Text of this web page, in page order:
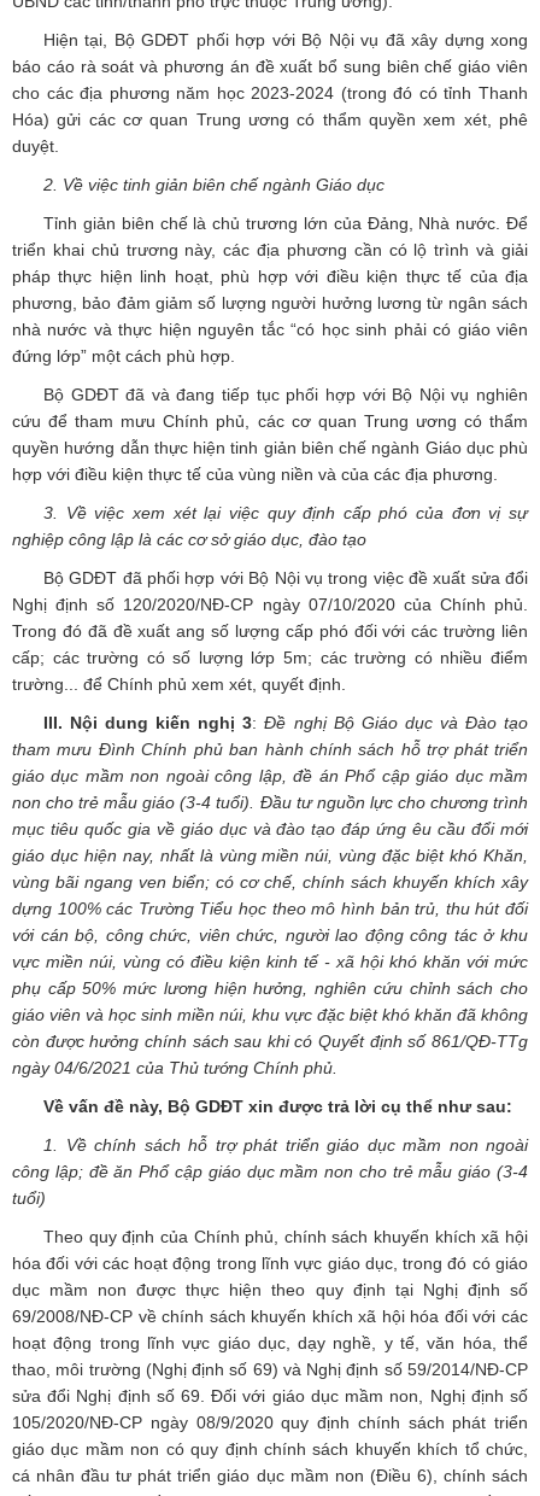
Hiện tại, Bộ GDĐT phối hợp với Bộ Nội vụ đã xây dựng xong
báo cáo rà soát và phương án đề xuất bổ sung biên chế giáo viên
cho các địa phương năm học 2023-2024 (trong đó có tỉnh Thanh
Hóa) gửi các cơ quan Trung ương có thẩm quyền xem xét, phê
duyệt.
2. Về việc tinh giản biên chế ngành Giáo dục
Tỉnh giản biên chế là chủ trương lớn của Đảng, Nhà nước. Để
triển khai chủ trương này, các địa phương cần có lộ trình và giải
pháp thực hiện linh hoạt, phù hợp với điều kiện thực tế của địa
phương, bảo đảm giảm số lượng người hưởng lương từ ngân sách
nhà nước và thực hiện nguyên tắc “có học sinh phải có giáo viên
đứng lớp” một cách phù hợp.
Bộ GDĐT đã và đang tiếp tục phối hợp với Bộ Nội vụ nghiên
cứu để tham mưu Chính phủ, các cơ quan Trung ương có thẩm
quyền hướng dẫn thực hiện tinh giản biên chế ngành Giáo dục phù
hợp với điều kiện thực tế của vùng niền và của các địa phương.
3. Về việc xem xét lại việc quy định cấp phó của đơn vị sự
nghiệp công lập là các cơ sở giáo dục, đào tạo
Bộ GDĐT đã phối hợp với Bộ Nội vụ trong việc đề xuất sửa đổi
Nghị định số 120/2020/NĐ-CP ngày 07/10/2020 của Chính phủ.
Trong đó đã đề xuất ang số lượng cấp phó đối với các trường liên
cấp; các trường có số lượng lớp 5m; các trường có nhiều điểm
trường... để Chính phủ xem xét, quyết định.
III. Nội dung kiến nghị 3:Đề nghị Bộ Giáo dục và Đào tạo
tham mưu Đình Chính phủ ban hành chính sách hỗ trợ phát triển
giáo dục mầm non ngoài công lập, đề án Phổ cập giáo dục mầm
non cho trẻ mẫu giáo (3-4 tuổi). Đầu tư nguồn lực cho chương trình
mục tiêu quốc gia về giáo dục và đào tạo đáp ứng êu cầu đổi mới
giáo dục hiện nay, nhất là vùng miền núi, vùng đặc biệt khó Khăn,
vùng bãi ngang ven biển; có cơ chế, chính sách khuyến khích xây
dựng 100% các Trường Tiểu học theo mô hình bản trủ, thu hút đối
với cán bộ, công chức, viên chức, người lao động công tác ở khu
vực miền núi, vùng có điều kiện kinh tế - xã hội khó khăn với mức
phụ cấp 50% mức lương hiện hưởng, nghiên cứu chỉnh sách cho
giáo viên và học sinh miền núi, khu vực đặc biệt khó khăn đã không
còn được hưởng chính sách sau khi có Quyết định số 861/QĐ-TTg
ngày 04/6/2021 của Thủ tướng Chính phủ.
Về vấn đề này, Bộ GDĐT xin được trả lời cụ thể như sau:
1. Về chính sách hỗ trợ phát triển giáo dục mầm non ngoài
công lập; đề ăn Phổ cập giáo dục mầm non cho trẻ mẫu giáo (3-4
tuổi)
Theo quy định của Chính phủ, chính sách khuyến khích xã hội
hóa đối với các hoạt động trong lĩnh vực giáo dục, trong đó có giáo
dục mầm non được thực hiện theo quy định tại Nghị định số
69/2008/NĐ-CP về chính sách khuyến khích xã hội hóa đối với các
hoạt động trong lĩnh vực giáo dục, dạy nghề, y tế, văn hóa, thể
thao, môi trường (Nghị định số 69) và Nghị định số 59/2014/NĐ-CP
sửa đổi Nghị định số 69. Đối với giáo dục mầm non, Nghị định số
105/2020/NĐ-CP ngày 08/9/2020 quy định chính sách phát triển
giáo dục mầm non có quy định chính sách khuyến khích tổ chức,
cá nhân đầu tư phát triển giáo dục mầm non (Điều 6), chính sách